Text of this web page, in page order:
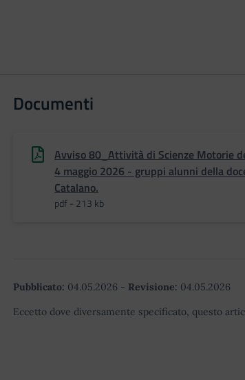
Documenti
Avviso 80_Attività di Scienze Motorie
4 maggio 2026 - gruppi alunni della
Catalano.
pdf - 213 kb
Pubblicato: 04.05.2026 - Revisione: 04.05.2026
Eccetto dove diversamente specificato, questo